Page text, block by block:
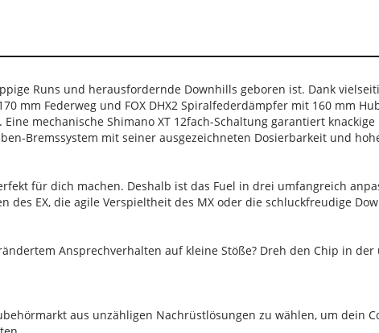
Runs und herausfordernde Downhills geboren ist. Dank
mm Federweg und FOX DHX2 Spiralfederdämpfer mit 160 mm
mechanische Shimano XT 12fach-Schaltung garantiert
Bremssystem mit seiner ausgezeichneten Dosierbarkeit und
für dich machen. Deshalb ist das Fuel in drei umfangreich
EX, die agile Verspieltheit des MX oder die schluckfreudige
Ansprechverhalten auf kleine Stöße? Dreh den Chip in
aus unzähligen Nachrüstlösungen zu wählen, um dein